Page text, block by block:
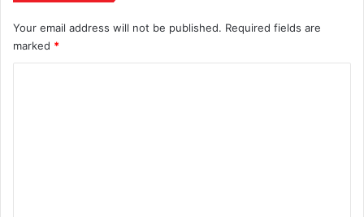
Your email address will not be published. Required fields are
marked *